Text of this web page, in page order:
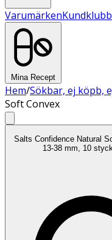
VarumärkenKundklubb
Mina Recept
Hem/Sökbar, ej köpb,
Soft Convex
Salts Confidence Natural
13-38 mm, 10